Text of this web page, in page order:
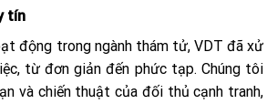
tín
động trong ngành thám tử, VDT đã xử
từ đơn giản đến phức tạp. Chúng tôi
và chiến thuật của đối thủ cạnh tranh,